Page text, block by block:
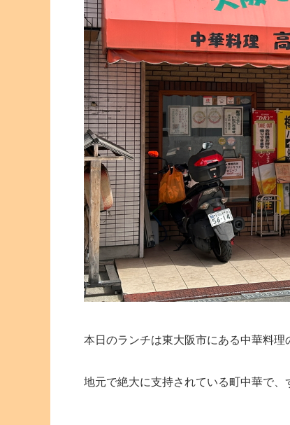
本日のランチは東大阪市にある中華料理
地元で絶大に支持されている町中華で、